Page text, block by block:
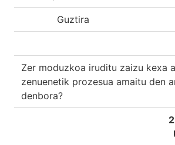
Guztira
Zer moduzkoa iruditu zaizu kexa
zenuenetik prozesua amaitu den
denbora?